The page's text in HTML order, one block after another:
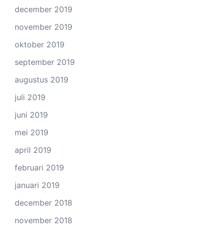
december 2019
november 2019
oktober 2019
september 2019
augustus 2019
juli 2019
juni 2019
mei 2019
april 2019
februari 2019
januari 2019
december 2018
november 2018